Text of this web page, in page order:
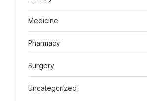
Medicine
Pharmacy
Surgery
Uncategorized